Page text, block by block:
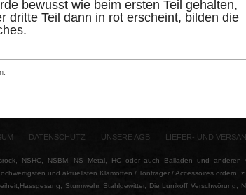
bewusst wie beim ersten Teil gehalten,
dritte Teil dann in rot erscheint, bilden die
DATENSCHUTZ UNSERE AGB LIEFER- UND
NSHC, NSBM, NS Metal, HC oder auch Balladen und
und aktuellsten Klamotten / Tonträger / Accessoires ordern,
Sturmwehr, Stahlgewitter, Die Lunikoff Verschwörung,